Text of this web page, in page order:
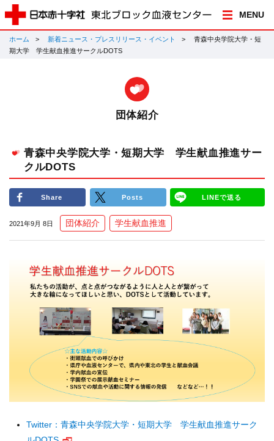
MENU
ホーム 新着ニュース・プレスリリース・イベント
青森中央学院大学・短
期大学 学生献血推進サークルDOTS
団体紹介
青森中央学院大学・短期大学 学生献血推進サー
クルDOTS
Share Posts LINEで送る
2021年9月 8日 団体紹介 学生献血推進
Twitter：青森中央学院大学・短期大学 学生献血推進サーク